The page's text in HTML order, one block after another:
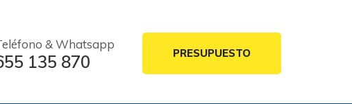
& Whatsapp
135 870 PRESUPUESTO